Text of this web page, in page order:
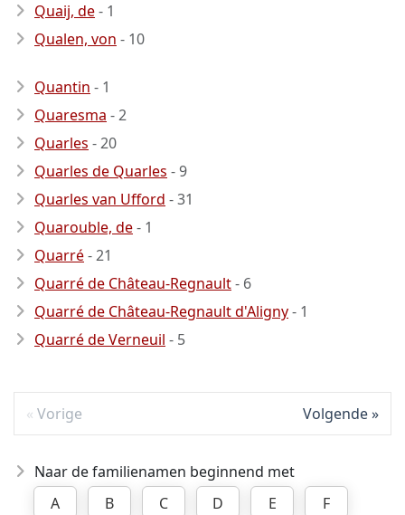
Quaij, de- 1
Qualen, von - 10
Quantin - 1
Quaresma - 2
Quarles - 20
Quarles de Quarles - 9
Quarles van Ufford - 31
Quarouble, de- 1
Quarré- 21
Quarré de Château-Regnault- 6
Quarré de Château-Regnault d'Aligny- 1
Quarré de Verneuil - 5
Vorige Volgende
Naar de familienamen beginnend met
A
B C D E
F